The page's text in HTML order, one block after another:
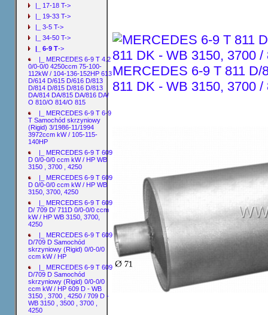
|_ 17-18 T->
|_ 19-33 T->
|_ 3-5 T->
|_ 34-50 T->
|_ 6-9 T->
|_ MERCEDES 6-9 T 4.2
0/0-0/0 4250ccm 75-100-
112kW / 104-136-152HP 613
D/614 D/615 D/616 D/813
D/814 D/815 D/816 D/813
DA/814 DA/815 DA/816 DA/
O 810/O 814/O 815
|_ MERCEDES 6-9 T 6-9
T Samochód skrzyniowy
(Rigid) 3/1986-11/1994
3972ccm kW / 105-115-
140HP
|_ MERCEDES 6-9 T 609
D 0/0-0/0 ccm kW / HP WB
3150 , 3700 , 4250
|_ MERCEDES 6-9 T 609
D 0/0-0/0 ccm kW / HP WB
3150, 3700, 4250
|_ MERCEDES 6-9 T 609
D/ 709 D/ 711D 0/0-0/0 ccm
kW / HP WB 3150, 3700,
4250
|_ MERCEDES 6-9 T 609
D/709 D Samochód
skrzyniowy (Rigid) 0/0-0/0
ccm kW / HP
|_ MERCEDES 6-9 T 609
D/709 D Samochód
skrzyniowy (Rigid) 0/0-0/0
ccm kW / HP 609 D - WB
3150 , 3700 , 4250 / 709 D -
WB 3150 , 3500 , 3700 ,
4250
MERCEDES 6-9 T 811 D/
811 DK - WB 3150, 3700